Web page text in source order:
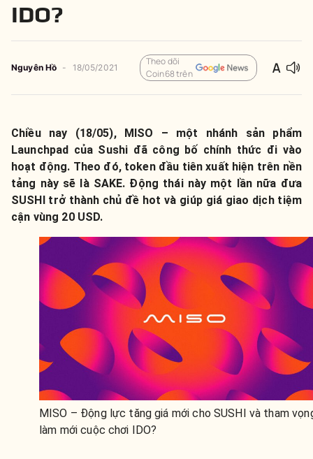
IDO?
Nguyên Hồ - 18/05/2021
Theo dõi
Coin68 trên
Chiều nay (18/05), MISO – một nhánh sản phẩm
Launchpad của Sushi đã công bố chính thức đi vào
hoạt động. Theo đó, token đầu tiên xuất hiện trên nền
tảng này sẽ là SAKE. Động thái này một lần nữa đưa
SUSHI trở thành chủ đề hot và giúp giá giao dịch tiệm
cận vùng 20 USD.
MISO – Động lực tăng giá mới cho SUSHI và tham
làm mới cuộc chơi IDO?